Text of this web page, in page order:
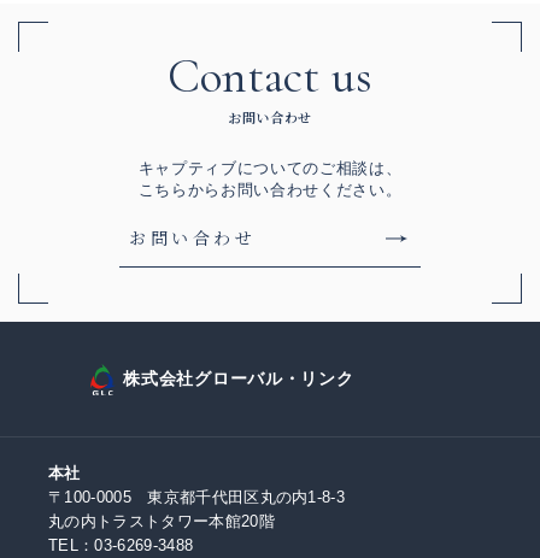
Contact us
お問い合わせ
キャプティブについてのご相談は、
こちらからお問い合わせください。
お問い合わせ
株式会社グローバル・リンク
本社
〒100-0005 東京都千代田区丸の内1-8-3
丸の内トラストタワー本館20階
TEL：03-6269-3488